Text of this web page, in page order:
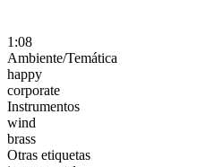
1:08
Ambiente/Temática
happy
corporate
Instrumentos
wind
brass
Otras etiquetas